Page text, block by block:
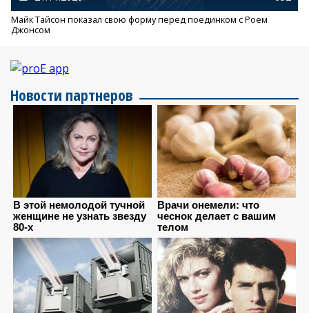
Майк Тайсон показал свою форму перед поединком с Роем
Джонсом
Новости партнеров